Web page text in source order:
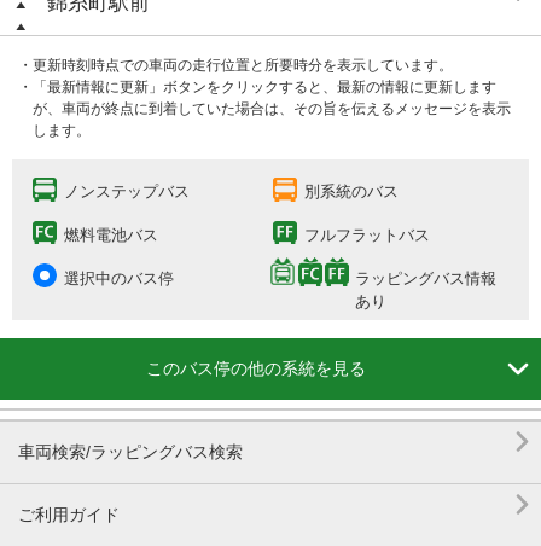
・更新時刻時点での車両の走行位置と所要時分を表示しています。
・「最新情報に更新」ボタンをクリックすると、最新の情報に更新します
が、車両が終点に到着していた場合は、その旨を伝えるメッセージを表示
します。
ノンステップバス 別系統のバス
燃料電池バス フルフラットバス
選択中のバス停
ラッピングバス情報
あり
このバス停の他の系統を見る 
車両検索/ラッピングバス検索 
ご利用ガイド 